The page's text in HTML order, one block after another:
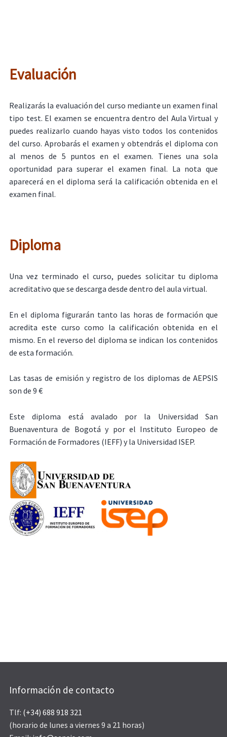
Evaluación
Realizarás la evaluación del curso mediante un examen final
tipo test. El examen se encuentra dentro del Aula Virtual y
puedes realizarlo cuando hayas visto todos los contenidos
del curso. Aprobarás el examen y obtendrás el diploma con
al menos de 5 puntos en el examen. Tienes una sola
oportunidad para superar el examen final. La nota que
aparecerá en el diploma será la calificación obtenida en el
examen final.
Diploma
Una vez terminado el curso, puedes solicitar tu diploma
acreditativo que se descarga desde dentro del aula virtual.
En el diploma figurarán tanto las horas de formación que
acredita este curso como la calificación obtenida en el
mismo. En el reverso del diploma se indican los contenidos
de esta formación.
Las tasas de emisión y registro de los diplomas de AEPSIS
son de 9 €
Este diploma está avalado por la Universidad San
Buenaventura de Bogotá y por el Instituto Europeo de
Formación de Formadores (IEFF) y la Universidad ISEP.
Información de contacto
Tlf: (+34) 688 918 321
(horario de lunes a viernes 9 a 21 horas)